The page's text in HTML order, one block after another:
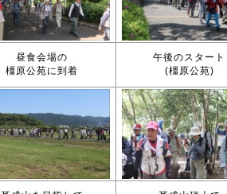
昼食会場の
橿原公苑に到着
午後のスタート
(橿原公苑)